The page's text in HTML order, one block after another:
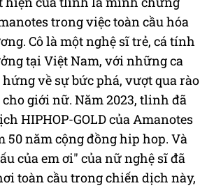
trong việc toàn cầu hóa
Cô là một nghệ sĩ trẻ, cá tính
tại Việt Nam, với những ca
về sự bức phá, vượt qua rào
giới nữ. Năm 2023, tlinh đã
HIPHOP-GOLD của Amanotes
năm cộng đồng hip hop. Và
của em ơi" của nữ nghệ sĩ đã
toàn cầu trong chiến dịch này,